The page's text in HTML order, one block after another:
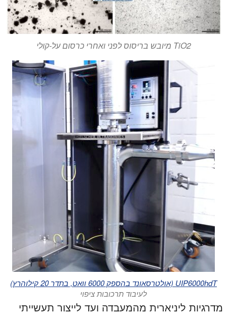
TiO2 מיובש בריסוס לפני ואחרי כרסום על-קולי
UIP6000hdT (אולטרסאונד בהספק 6000 וואט, בתדר 20 קילוהרץ)
לעיבוד תרכובות ציפוי
מדרגיות ליניארית מהמעבדה ועד לייצור תעשייתי